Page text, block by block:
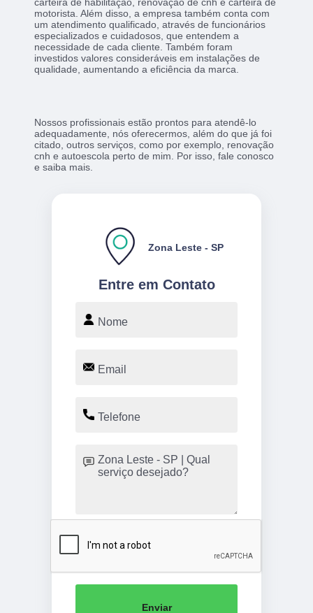
carteira de habilitação, renovação de cnh e carteira de
motorista. Além disso, a empresa também conta com
um atendimento qualificado, através de funcionários
especializados e cuidadosos, que entendem a
necessidade de cada cliente. Também foram
investidos valores consideráveis em instalações de
qualidade, aumentando a eficiência da marca.
Nossos profissionais estão prontos para atendê-lo
adequadamente, nós oferecermos, além do que já foi
citado, outros serviços, como por exemplo, renovação
cnh e autoescola perto de mim. Por isso, fale conosco
e saiba mais.
Entre em Contato
Zona Leste - SP
Enviar